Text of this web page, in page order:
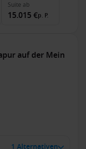
Suite ab
15.015 €p. P.
auf der Mein
1 Alternativen